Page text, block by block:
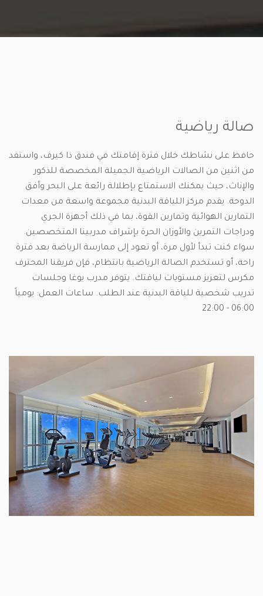
صالة رياضية
حافظ على نشاطك خلال فترة إقامتك في فندق ذا كيرف، واستفد
من اثنين من الصالات الرياضية الجميلة المخصصة للذكور
والإناث، حيث يمكنك الاستمتاع بإطلالة رائعة على البحر وأفق
الدوحة. يقدم مركز اللياقة البدنية مجموعة واسعة من معدات
التمارين الهوائية وتمارين القوة، بما في ذلك أجهزة الجري
ودراجات التمرين والأوزان الحرة بإشراف مدربينا المتخصصين.
سواء كنت تبدأ لأول مرة، أو تعود إلى ممارسة الرياضة بعد فترة
راحة، أو تستخدم الصالة الرياضية بانتظام، فإن فريقنا المحترف
مكرس لتعزيز مستويات لياقتك. يتوفر مدرب يوغا وجلسات
تدريب شخصية للياقة البدنية عند الطلب. ساعات العمل: يومياً
06:00 - 22:00